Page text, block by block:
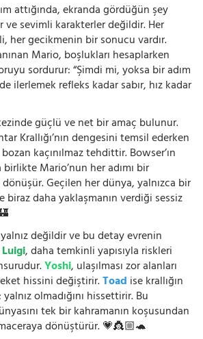
attığında, ekranda gördüğün şey
ve sevimli karakterler değildir. Her
her gecikmenin bir sonucu vardır.
Mario, boşlukları hesaplarken
sordurur: “Şimdi mi, yoksa bir adım
ilerlemek refleks kadar sabır, hız kadar
güçlü ve net bir amaç bulunur.
Krallığı’nın dengesini temsil ederken
kaçınılmaz tehdittir. Bowser’ın
birlikte Mario’nun her adımı bir
Geçilen her dünya, yalnızca bir
biraz daha yaklaşmanın verdiği sessiz
değildir ve bu detay evrenin
Luigi, daha temkinli yapısıyla riskleri
Yoshi, ulaşılması zor alanları
hissini değiştirir.Toad ise krallığın
olmadığını hissettirir. Bu
tek bir kahramanın koşusundan
dönüştürür. 💗👸🏼🐢